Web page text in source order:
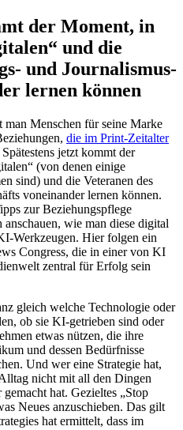
der Moment, in
und die
und Journalismus-
lernen können
man Menschen für seine Marke
die im Print-Zeitalter
Spätestens jetzt kommt der
(von denen einige
sind) und die Veteranen des
voneinander lernen können.
zur Beziehungspflege
wie man diese digital
Werkzeugen. Hier folgen ein
Congress, die in einer von KI
zentral für Erfolg sein
gleich welche Technologie oder
ob sie KI-getrieben sind oder
etwas nützen, die ihre
und dessen Bedürfnisse
Und wer eine Strategie hat,
nicht mit all den Dingen
hat. Gezieltes „Stop
Neues anzuschieben. Das gilt
hat ermittelt, dass im